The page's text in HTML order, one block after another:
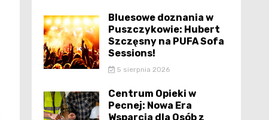
Bluesowe doznania w
Puszczykowie: Hubert
Szczęsny na PUFA Sofa
Sessions!
5 sierpnia 2026
Centrum Opieki w
Pecnej: Nowa Era
Wsparcia dla Osób z